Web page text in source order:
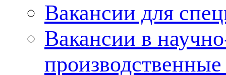
Вакансии для
Вакансии в